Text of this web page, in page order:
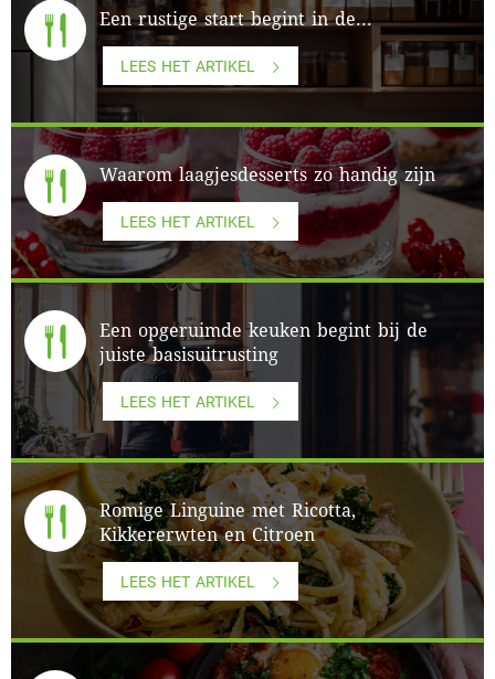
Een rustige start begint in de...
LEES HET ARTIKEL
Waarom laagjesdesserts zo handig zijn
LEES HET ARTIKEL
Een opgeruimde keuken begint bij de
juiste basisuitrusting
LEES HET ARTIKEL
Romige Linguine met Ricotta,
Kikkererwten en Citroen
LEES HET ARTIKEL